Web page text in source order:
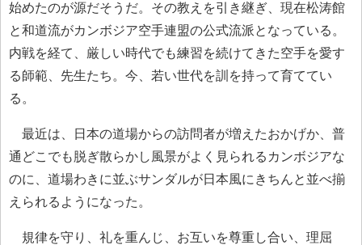
始めたのが源だそうだ。その教えを引き継ぎ、現在松涛館
と和道流がカンボジア空手連盟の公式流派となっている。
内戦を経て、厳しい時代でも練習を続けてきた空手を愛す
る師範、先生たち。今、若い世代を訓を持って育ててい
る。
最近は、日本の道場からの訪問者が増えたおかげか、普
通どこでも脱ぎ散らかし風景がよく見られるカンボジアな
のに、道場わきに並ぶサンダルが日本風にきちんと並べ揃
えられるようになった。
規律を守り、礼を重んじ、お互いを尊重し合い、理屈